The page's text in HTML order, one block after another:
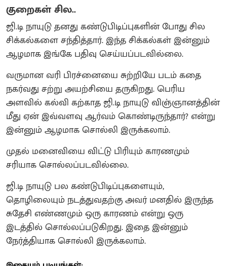
குறைகள் சில..
ஜி.டி நாயுடு தனது கண்டுபிடிப்புகளின் போது சில
சிக்கல்களை சந்தித்தார். இந்த சிக்கல்கள் இன்னும்
ஆழமாக இங்கே பதிவு செய்யப்படவில்லை.
வருமான வரி பிரச்னையை சுற்றியே படம் கதை
நகர்வது சற்று அயற்சியை தருகிறது. பெரிய
அளவில் கல்வி கற்காத ஜி.டி நாயுடு விஞ்ஞானத்தின்
மீது ஏன் இவ்வளவு ஆர்வம் கொண்டிருந்தார்? என்று
இன்னும் ஆழமாக சொல்லி இருக்கலாம்.
முதல் மனைவியை விட்டு பிரியும் காரணமும்
சரியாக சொல்லப்படவில்லை.
ஜி.டி நாயுடு பல கண்டுபிடிப்புகளையும்,
தொழிலையும் நடத்துவதற்கு அவர் மனதில் இருந்த
சுதேசி எண்ணமும் ஒரு காரணம் என்று ஒரு
இடத்தில் சொல்லப்படுகிறது. இதை இன்னும்
நேர்த்தியாக சொல்லி இருக்கலாம்.